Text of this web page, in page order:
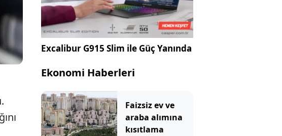
Excalibur G915 Slim ile Güç Yanında
Ekonomi Haberleri
Faizsiz ev ve
araba alımına
kısıtlama